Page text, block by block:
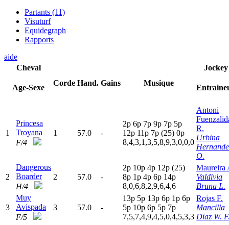
Partants (11)
Visuturf
Equidegraph
Rapports
aide
Cheval
Age-Sexe
Corde Hand. Gains Musique
Jockey
1
Princesa
Troyana
F/4
1 57.0 -
2p 6p 7p 9p 7p 5p
12p 11p 7p (25) 0p
8,4,3,1,3,5,8,9,3,0,0,0
Antoni
R.
Urbina
O.
2
Dangerous
Boarder
H/4
2 57.0 -
2p 10p 4p 12p (25)
8p 1p 4p 6p 14p
8,0,6,8,2,9,6,4,6
Maureira
Valdivia
Bruna L.
3
Muy
Avispada
F/5
3 57.0 -
13p 5p 13p 6p 1p 6p
5p 10p 6p 5p 7p
7,5,7,4,9,4,5,0,4,5,3,3
Rojas F.
Mancilla
Diaz W.